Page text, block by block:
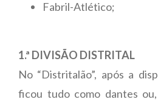
Fabril-Atlético;
1.ª DIVISÃO DISTRITAL
No “Distritalão”, após a
ficou tudo como dantes